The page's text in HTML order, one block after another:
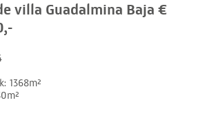
villa Guadalmina Baja €
1368m²